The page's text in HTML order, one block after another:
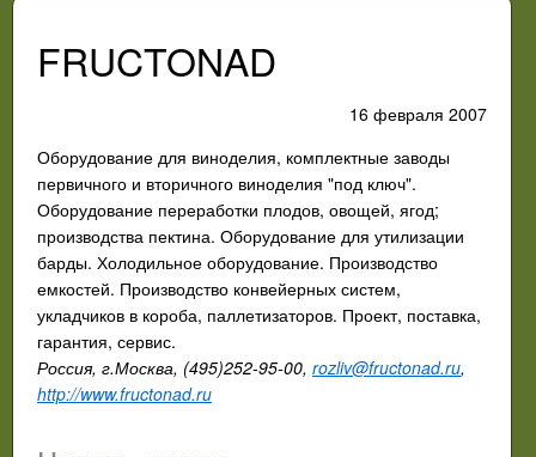
FRUCTONAD
16 февраля 2007
Оборудование для виноделия, комплектные заводы
первичного и вторичного виноделия "под ключ".
Оборудование переработки плодов, овощей, ягод;
производства пектина. Оборудование для утилизации
барды. Холодильное оборудование. Производство
емкостей. Производство конвейерных систем,
укладчиков в короба, паллетизаторов. Проект, поставка,
гарантия, сервис.
Россия, г.Москва, (495)252-95-00, rozliv@fructonad.ru,
http://www.fructonad.ru